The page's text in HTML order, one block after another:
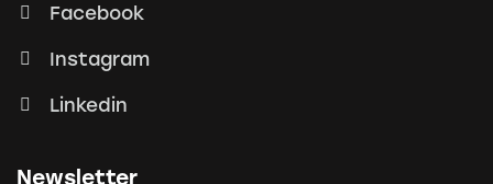
Facebook
Instagram
Linkedin
Newsletter